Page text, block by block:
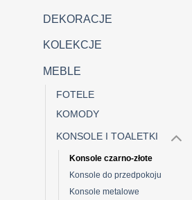
DEKORACJE
KOLEKCJE
MEBLE
FOTELE
KOMODY
KONSOLE I TOALETKI
Konsole czarno-złote
Konsole do przedpokoju
Konsole metalowe